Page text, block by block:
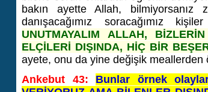
bakın ayette Allah,
danışacağımız soracağımız
UNUTMAYALIM ALLAH,
ELÇİLERİ DIŞINDA, HİÇ BİR
ayete, onu da yine değişik meallerden
Ankebut 43:
Bunlar örnek